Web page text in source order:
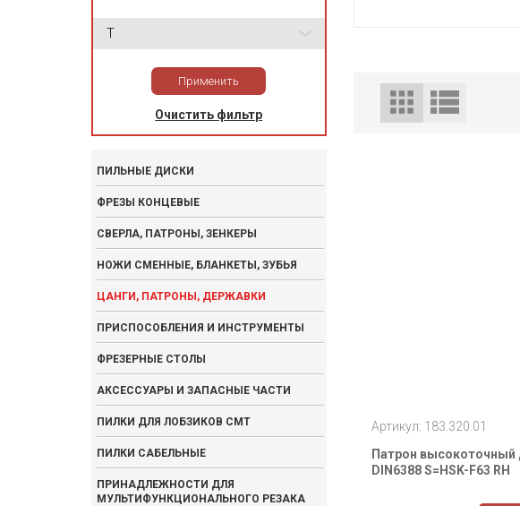
T
Применить
Очистить фильтр
ПИЛЬНЫЕ ДИСКИ
ФРЕЗЫ КОНЦЕВЫЕ
СВЕРЛА, ПАТРОНЫ, ЗЕНКЕРЫ
НОЖИ СМЕННЫЕ, БЛАНКЕТЫ, ЗУБЬЯ
ЦАНГИ, ПАТРОНЫ, ДЕРЖАВКИ
ПРИСПОСОБЛЕНИЯ И ИНСТРУМЕНТЫ
ФРЕЗЕРНЫЕ СТОЛЫ
АКСЕССУАРЫ И ЗАПАСНЫЕ ЧАСТИ
ПИЛКИ ДЛЯ ЛОБЗИКОВ CMT
ПИЛКИ САБЕЛЬНЫЕ
ПРИНАДЛЕЖНОСТИ ДЛЯ
МУЛЬТИФУНКЦИОНАЛЬНОГО РЕЗАКА
Артикул: 183.320.01
Патрон высокоточный
DIN6388 S=HSK-F63 RH